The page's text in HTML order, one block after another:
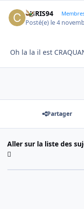
CHRIS94
Posté(e) le 4
Oh la la il est
Partager
Aller sur la liste des